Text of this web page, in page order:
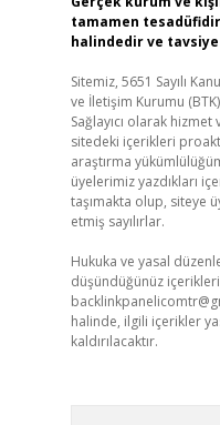
tamamen
halindedir ve
Sitemiz, 5651 Sayılı
ve İletişim Kurumu
Sağlayıcı olarak
sitedeki içerikleri
araştırma
üyelerimiz yazdıkları
taşımakta olup, siteye
etmiş sayılırlar.
Hukuka ve yasal
düşündüğünüz
halinde, ilgili içerikler
kaldırılacaktır.